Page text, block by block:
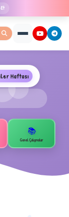
Haftası
📚
Genel Çalışmalar